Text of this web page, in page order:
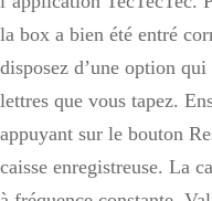
la box a bien été entré
disposez d’une option
lettres que vous tapez.
appuyant sur le bouton
caisse enregistreuse. La